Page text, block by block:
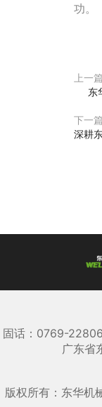
功。
上一
东
下一
深耕
固话：0769-
广东省
版权所有：东华